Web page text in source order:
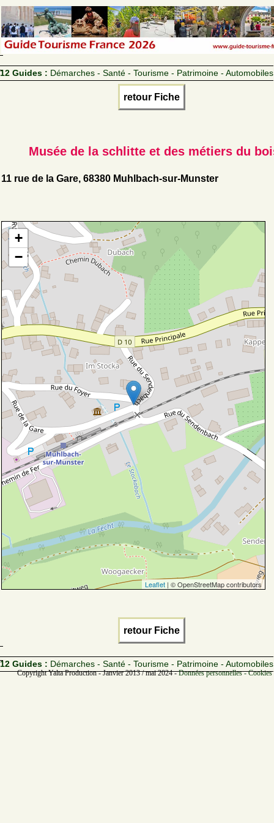
12 Guides : Démarches - Santé - Tourisme - Patrimoine - Automobiles
retour Fiche
Musée de la schlitte et des métiers du
11 rue de la Gare, 68380 Muhlbach-sur-Munster
+
−
Leaflet | © OpenStreetMap contributors
retour Fiche
12 Guides : Démarches - Santé - Tourisme - Patrimoine - Automobiles
Copyright Yalta Production - Janvier 2013 / mai 2024 -Données personnelles -